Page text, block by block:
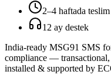
2–4 haftada teslim
12 ay destek
India-ready MSG91 SMS
compliance —
installed & supported by